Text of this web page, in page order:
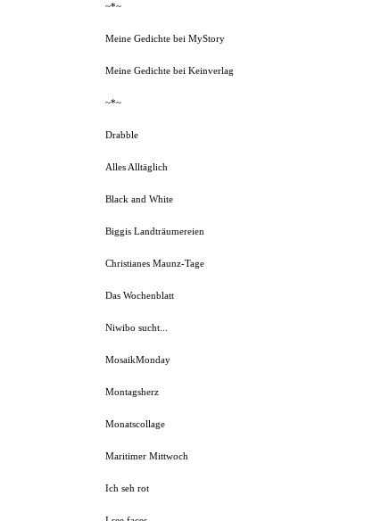
~*~
Meine Gedichte bei MyStory
Meine Gedichte bei Keinverlag
~*~
Drabble
Alles Alltäglich
Black and White
Biggis Landträumereien
Christianes Maunz-Tage
Das Wochenblatt
Niwibo sucht...
MosaikMonday
Montagsherz
Monatscollage
Maritimer Mittwoch
Ich seh rot